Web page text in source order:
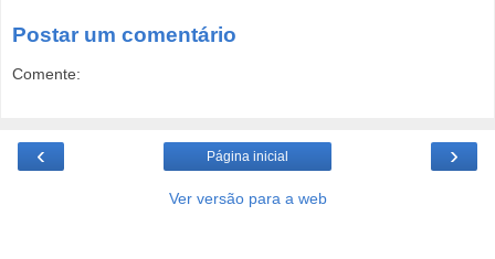
Postar um comentário
Comente:
‹ ›
Página inicial
Ver versão para a web